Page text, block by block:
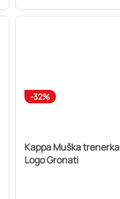
-32%
Kappa Muška trenerka
Logo Gronati